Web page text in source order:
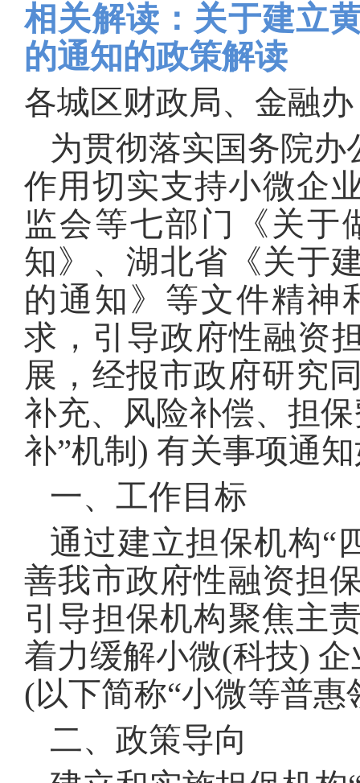
相关解读：关于建立
的通知的政策解读
各城区财政局、金融
为贯彻落实国务院
作用切实支持小微企
监会等七部门《关于
知》、湖北省《关于
的通知》等文件精神
求，引导政府性融资
展，经报市政府研究
补充、风险补偿、担
补”机制) 有关事项通
一、工作目标
通过建立担保机构“
善我市政府性融资担
引导担保机构聚焦主
着力缓解小微(科技)
(以下简称“小微等普
二、政策导向